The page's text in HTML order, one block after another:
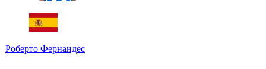
Роберто Фернандес